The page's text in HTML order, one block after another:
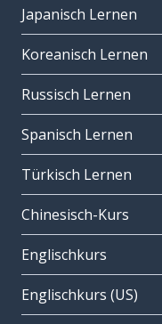
Japanisch Lernen
Koreanisch Lernen
Russisch Lernen
Spanisch Lernen
Türkisch Lernen
Chinesisch-Kurs
Englischkurs
Englischkurs (US)